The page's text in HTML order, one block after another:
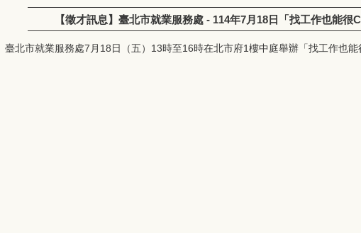
【徵才訊息】臺北市就業服務處 - 114年7月18日「找工作也能很
臺北市就業服務處7月18日（五）13時至16時在北市府1樓中庭舉辦「找工作也